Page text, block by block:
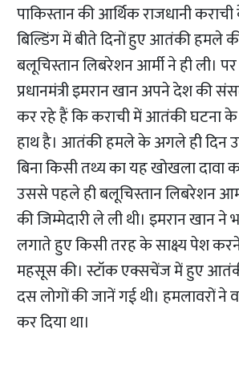
पाकिस्तान की आर्थिक राजधानी
बिल्डिंग में बीते दिनों हुए आतंकी हमले
बलूचिस्तान लिबरेशन आर्मी ने ही ली।
प्रधानमंत्री इमरान खान अपने देश की
कर रहे हैं कि कराची में आतंकी घटना के
हाथ है। आतंकी हमले के अगले ही दिन
बिना किसी तथ्य का यह खोखला दावा
उससे पहले ही बलूचिस्तान लिबरेशन
की जिम्मेदारी ले ली थी। इमरान खान ने
लगाते हुए किसी तरह के साक्ष्य पेश
महसूस की। स्टॉक एक्सचेंज में हुए
दस लोगों की जानें गई थी। हमलावरों ने
कर दिया था।